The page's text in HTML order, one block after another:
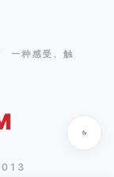
种感受、触